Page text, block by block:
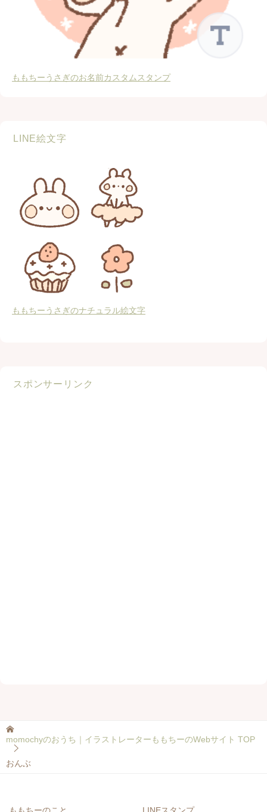
ももちーうさぎのお名前カスタムスタンプ
LINE絵文字
ももちーうさぎのナチュラル絵文字
スポンサーリンク
momochyのおうち｜イラストレーターももちーのWebサイト TOP
おんぶ